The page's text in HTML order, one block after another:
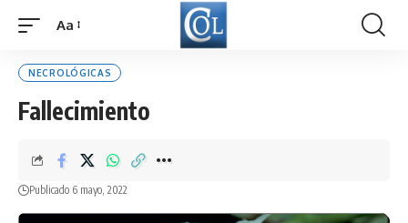
Font
Aa
NECROLÓGICAS
Fallecimiento
Publicado 6 mayo, 2022